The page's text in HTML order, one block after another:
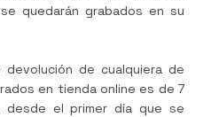
quedarán grabados en su
de cualquiera de
en tienda online es de 7
desde el primer día que se